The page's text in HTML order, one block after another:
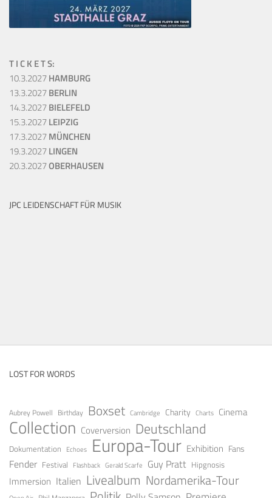
T I C K E T S:
10.3.2027HAMBURG
13.3.2027BERLIN
14.3.2027BIELEFELD
15.3.2027LEIPZIG
17.3.2027MÜNCHEN
19.3.2027LINGEN
20.3.2027OBERHAUSEN
JPC LEIDENSCHAFT FÜR MUSIK
LOST FOR WORDS
Aubrey Powell Birthday Boxset Cambridge Charity Charts Cinema
Collection Coverversion Deutschland
Dokumentation Echoes Europa-Tour Exhibition Fans
Fender Festival Flashback Gerald Scarfe Guy Pratt Hipgnosis
Immersion Italien Livealbum Nordamerika-Tour